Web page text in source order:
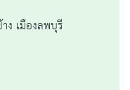
ง เมืองลพบุรี